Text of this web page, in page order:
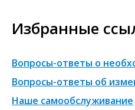
Избранные
Вопросы-ответы о
Вопросы-ответы об
Наше самообслуживание